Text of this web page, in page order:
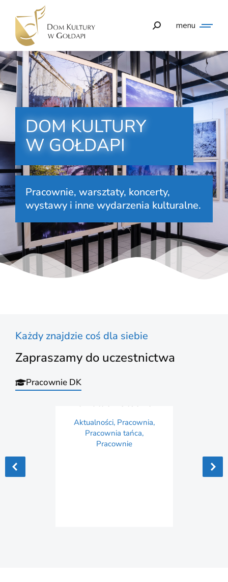
menu
DOM KULTURY
W GOŁDAPI
Pracownie, warsztaty, koncerty,
wystawy i inne wydarzenia kulturalne.
Każdy znajdzie coś dla siebie
Zapraszamy do uczestnictwa
Pracownie DK
Kowalach Oleckich
Aktualności, Pracownia,
Pracownia tańca,
Pracownie